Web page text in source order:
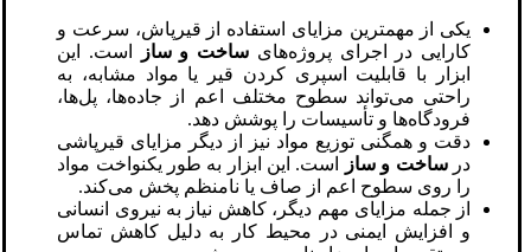
یکی از مهمترین مزایای استفاده از قیرپاش، سرعت و
کارایی در اجرای پروژه‌های ساخت و ساز
است. این
ابزار با قابلیت اسپری کردن قیر یا مواد مشابه، به
راحتی می‌تواند سطوح مختلف اعم از جاده‌ها، پل‌ها،
فرودگاه‌ها و تأسیسات را پوشش دهد.
دقت و همگنی توزیع مواد نیز از دیگر مزایای قیرپاشی
درساخت و ساز
است. این ابزار به طور یکنواخت مواد
را روی سطوح اعم از صاف یا نامنظم پخش می‌کند.
از جمله مزایای مهم دیگر، کاهش نیاز به نیروی انسانی
و افزایش ایمنی در محیط کار به دلیل کاهش تماس